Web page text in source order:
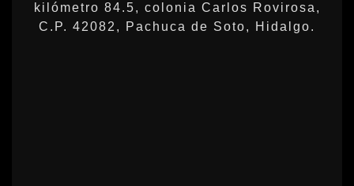
kilómetro 84.5, colonia Carlos Rovirosa,
C.P. 42082, Pachuca de Soto, Hidalgo.